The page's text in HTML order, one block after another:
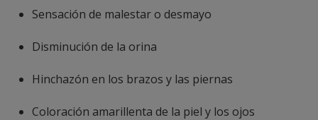
Sensación de malestar o desmayo
Disminución de la orina
Hinchazón en los brazos y las piernas
Coloración amarillenta de la piel y los ojos